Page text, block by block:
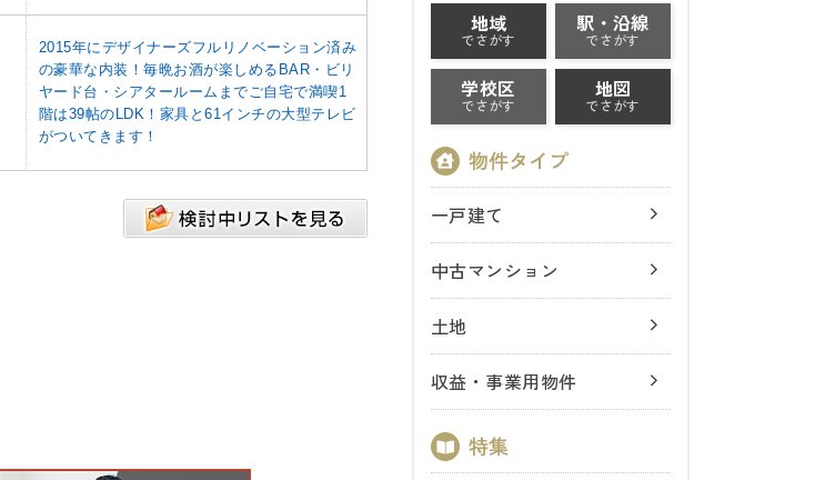
2015年にデザイナーズフルリノベーション済み
の豪華な内装！毎晩お酒が楽しめるBAR・ビリ
ヤード台・シアタールームまでご自宅で満喫1
階は39帖のLDK！家具と61インチの大型テレビ
がついてきます！
地域
でさがす
駅・沿線
でさがす
学校区
でさがす
地図
でさがす
一戸建て
中古マンション
土地
収益・事業用物件